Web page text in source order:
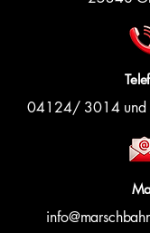
04124/ 3014 und